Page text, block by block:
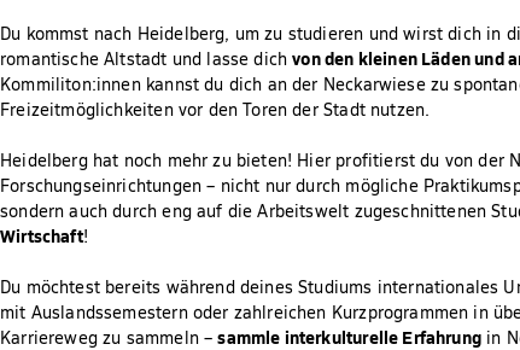
Du kommst nach Heidelberg, um zu studieren und wirst dich in
romantische Altstadt und lasse dichvon den kleinen Läden und
Kommiliton:innen kannst du dich an der Neckarwiese zu
Freizeitmöglichkeiten vor den Toren der Stadt nutzen.
Heidelberg hat noch mehr zu bieten! Hier profitierst du von der
Forschungseinrichtungen – nicht nur durch mögliche
sondern auch durch eng auf die Arbeitswelt zugeschnittenen
Wirtschaft!
Du möchtest bereits während deines Studiums internationales
mit Auslandssemestern oder zahlreichen Kurzprogrammen in
Karriereweg zu sammeln –sammle interkulturelle Erfahrung in